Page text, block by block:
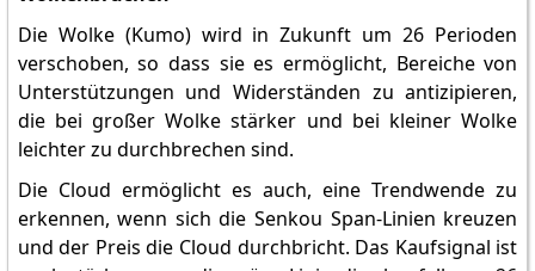
Die Wolke (Kumo) wird in Zukunft um 26 Perioden
verschoben, so dass sie es ermöglicht, Bereiche von
Unterstützungen und Widerständen zu antizipieren,
die bei großer Wolke stärker und bei kleiner Wolke
leichter zu durchbrechen sind.
Die Cloud ermöglicht es auch, eine Trendwende zu
erkennen, wenn sich die Senkou Span-Linien kreuzen
und der Preis die Cloud durchbricht. Das Kaufsignal ist